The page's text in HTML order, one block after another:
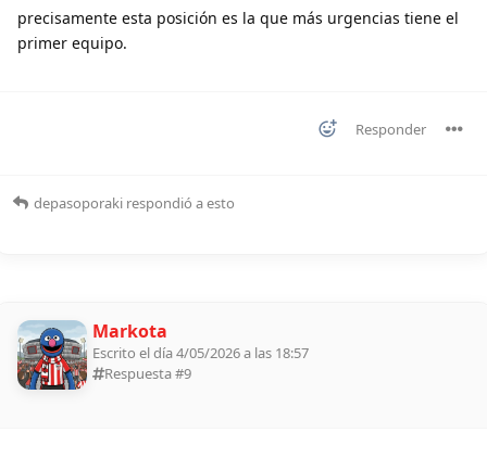
precisamente esta posición es la que más urgencias tiene el
primer equipo.
Responder
depasoporaki respondió a esto
Markota
Escrito el día 4/05/2026 a las 18:57
Respuesta #9